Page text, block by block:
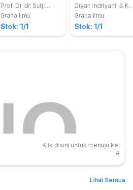
Prof. Dr. dr. Sutji
Pratiwi Rahardjo, Sp.
Graha Ilmu
Stok: 1/1
Area Perawatan
Antenatal
Diyan Indriyani,
M.Kep., Sp. Mat.
Graha Ilmu
Stok: 1/1
Klik disini untuk menuju ke:
#
Lihat Semua